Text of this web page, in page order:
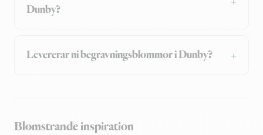
Dunby?
Levererar ni begravningsblommor i Dunby?
Blomstrande inspiration